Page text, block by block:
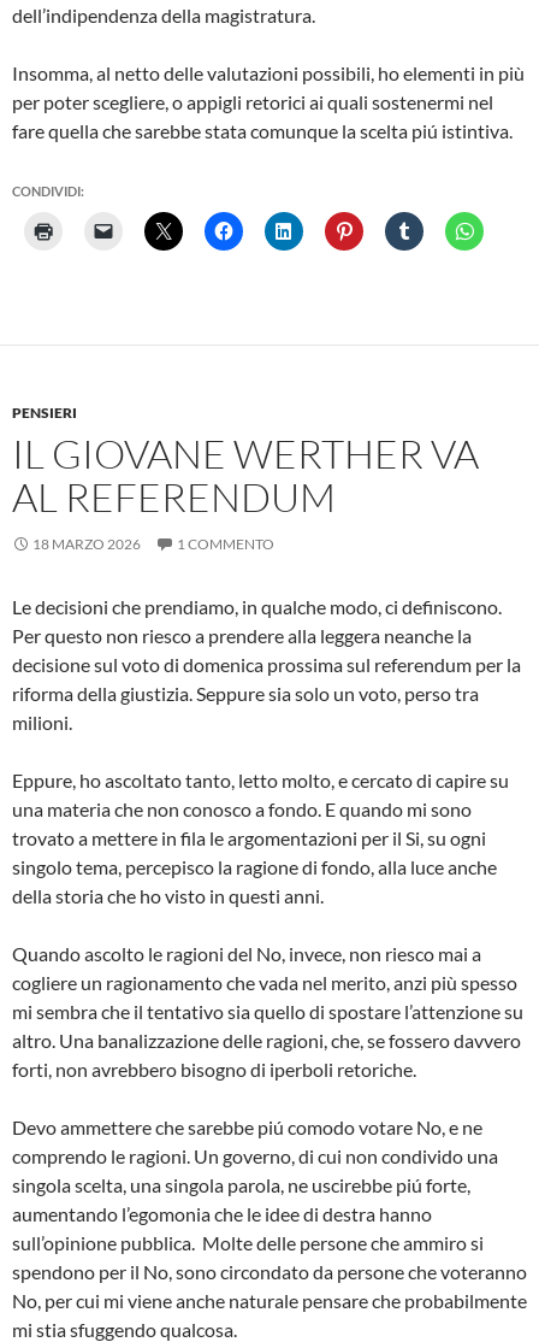
dell’indipendenza della magistratura.
Insomma, al netto delle valutazioni possibili, ho elementi in più
per poter scegliere, o appigli retorici ai quali sostenermi nel
fare quella che sarebbe stata comunque la scelta piú istintiva.
CONDIVIDI:
PENSIERI
IL GIOVANE WERTHER VA
AL REFERENDUM
18 MARZO 2026 1 COMMENTO
Le decisioni che prendiamo, in qualche modo, ci definiscono.
Per questo non riesco a prendere alla leggera neanche la
decisione sul voto di domenica prossima sul referendum per la
riforma della giustizia. Seppure sia solo un voto, perso tra
milioni.
Eppure, ho ascoltato tanto, letto molto, e cercato di capire su
una materia che non conosco a fondo. E quando mi sono
trovato a mettere in fila le argomentazioni per il Si, su ogni
singolo tema, percepisco la ragione di fondo, alla luce anche
della storia che ho visto in questi anni.
Quando ascolto le ragioni del No, invece, non riesco mai a
cogliere un ragionamento che vada nel merito, anzi più spesso
mi sembra che il tentativo sia quello di spostare l’attenzione su
altro. Una banalizzazione delle ragioni, che, se fossero davvero
forti, non avrebbero bisogno di iperboli retoriche.
Devo ammettere che sarebbe piú comodo votare No, e ne
comprendo le ragioni. Un governo, di cui non condivido una
singola scelta, una singola parola, ne uscirebbe piú forte,
aumentando l’egomonia che le idee di destra hanno
sull’opinione pubblica. Molte delle persone che ammiro si
spendono per il No, sono circondato da persone che voteranno
No, per cui mi viene anche naturale pensare che probabilmente
mi stia sfuggendo qualcosa.